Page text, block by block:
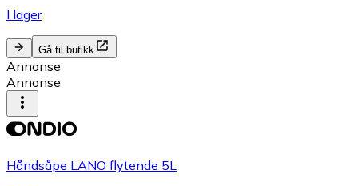
I lager
Gå til butikk
Annonse
Annonse
Håndsåpe LANO flytende 5L